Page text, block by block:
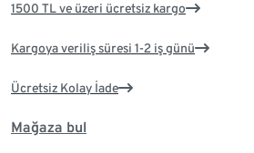
1500 TL ve üzeri ücretsiz kargo
Kargoya veriliş süresi 1-2 iş günü
Ücretsiz Kolay İade
Mağaza bul